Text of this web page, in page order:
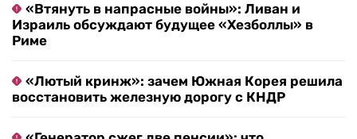
«Втянуть в напрасные войны»: Ливан и
Израиль обсуждают будущее «Хезболлы» в
Риме
«Лютый кринж»: зачем Южная Корея решила
восстановить железную дорогу с КНДР